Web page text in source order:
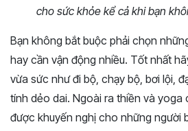
cho sức khỏe kể cả khi bạn
Bạn không bắt buộc phải chọn
hay cần vận động nhiều. Tốt nhất
vừa sức như đi bộ, chạy bộ, bơi lội,
tính dẻo dai. Ngoài ra thiền và yoga
được khuyến nghị cho những người